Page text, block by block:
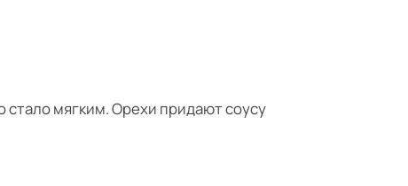
мягким. Орехи придают соусу